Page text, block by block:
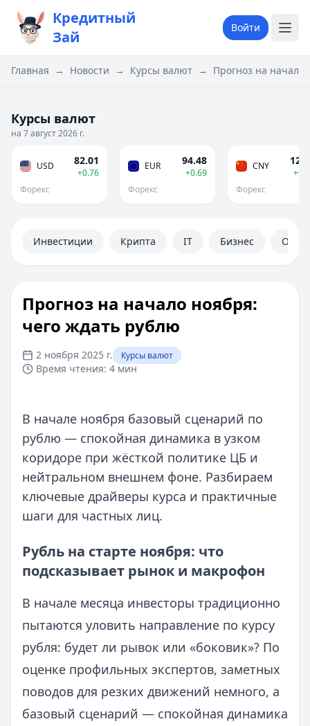
Кредитный
Зай
Войти
Главная → Новости → Курсы валют → Прогноз на начало
Курсы валют
на 7 август 2026 г.
USD 82.01
+0.76
Форекс
EUR 94.48
+0.69
Форекс
CNY
Форекс
Инвестиции Крипта IT Бизнес
Прогноз на начало ноября:
чего ждать рублю
2 ноября 2025 г. Курсы валют
Время чтения: 4 мин
В начале ноября базовый сценарий по
рублю — спокойная динамика в узком
коридоре при жёсткой политике ЦБ и
нейтральном внешнем фоне. Разбираем
ключевые драйверы курса и практичные
шаги для частных лиц.
Рубль на старте ноября: что
подсказывает рынок и макрофон
В начале месяца инвесторы традиционно
пытаются уловить направление по курсу
рубля: будет ли рывок или «боковик»? По
оценке профильных экспертов, заметных
поводов для резких движений немного, а
базовый сценарий — спокойная динамика